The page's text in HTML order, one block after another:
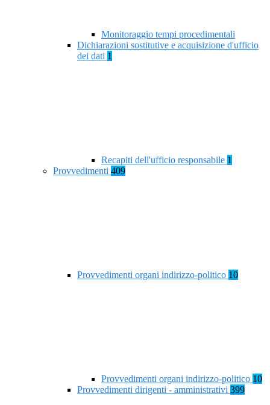
Monitoraggio tempi procedimentali
Dichiarazioni sostitutive e acquisizione d'ufficio
dei dati 1
Recapiti dell'ufficio responsabile 1
Provvedimenti 409
Provvedimenti organi indirizzo-politico 10
Provvedimenti organi indirizzo-politico 10
Provvedimenti dirigenti - amministrativi 399